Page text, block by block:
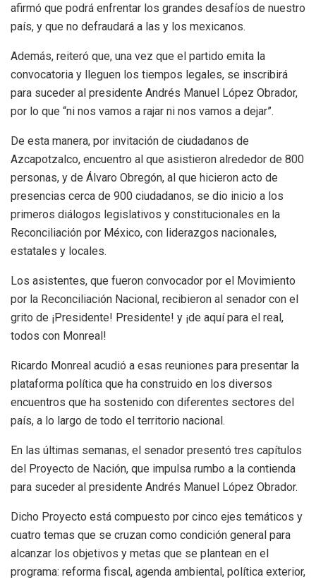
afirmó que podrá enfrentar los grandes desafíos de nuestro
país, y que no defraudará a las y los mexicanos.
Además, reiteró que, una vez que el partido emita la
convocatoria y lleguen los tiempos legales, se inscribirá
para suceder al presidente Andrés Manuel López Obrador,
por lo que “ni nos vamos a rajar ni nos vamos a dejar”.
De esta manera, por invitación de ciudadanos de
Azcapotzalco, encuentro al que asistieron alrededor de 800
personas, y de Álvaro Obregón, al que hicieron acto de
presencias cerca de 900 ciudadanos, se dio inicio a los
primeros diálogos legislativos y constitucionales en la
Reconciliación por México, con liderazgos nacionales,
estatales y locales.
Los asistentes, que fueron convocador por el Movimiento
por la Reconciliación Nacional, recibieron al senador con el
grito de ¡Presidente! Presidente! y ¡de aquí para el real,
todos con Monreal!
Ricardo Monreal acudió a esas reuniones para presentar la
plataforma política que ha construido en los diversos
encuentros que ha sostenido con diferentes sectores del
país, a lo largo de todo el territorio nacional.
En las últimas semanas, el senador presentó tres capítulos
del Proyecto de Nación, que impulsa rumbo a la contienda
para suceder al presidente Andrés Manuel López Obrador.
Dicho Proyecto está compuesto por cinco ejes temáticos y
cuatro temas que se cruzan como condición general para
alcanzar los objetivos y metas que se plantean en el
programa: reforma fiscal, agenda ambiental, política exterior,